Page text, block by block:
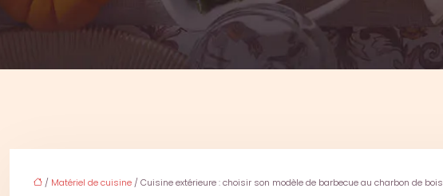
/ Matériel de cuisine / Cuisine extérieure : choisir son modèle de barbecue au charbon de bois